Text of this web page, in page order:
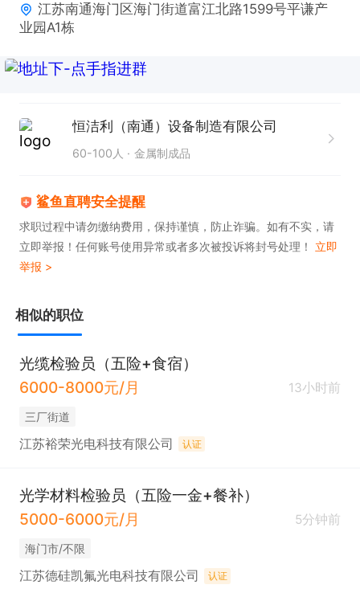
1. 入职体检，两月转正之后报销。
2. 缴纳六险一金，享有13薪。
利。
只需两步，轻松找工作：1、先点击投简历；2、再打
电话。联系时请说是在鲨鱼直聘看到的！
江苏南通海门区海门街道富江北路1599号平谦产
业园A1栋
恒洁利（南通）设备制造有限公司
60-100人 金属制成品
鲨鱼直聘安全提醒
求职过程中请勿缴纳费用，保持谨慎，防止诈骗。如有不实，请
立即举报！任何账号使用异常或者多次被投诉将封号处理！ 立即
举报 >
相似的职位
光缆检验员（五险+食宿）
6000-8000元/月
13小时前
三厂街道
江苏裕荣光电科技有限公司 认证
光学材料检验员（五险一金+餐补）
5000-6000元/月
5分钟前
海门市/不限
江苏德硅凯氟光电科技有限公司 认证